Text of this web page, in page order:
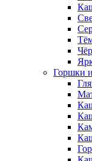
Горшки